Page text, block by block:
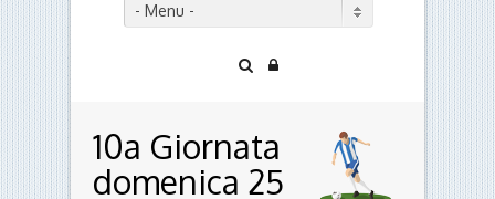
- Menu -
10a Giornata
domenica 25